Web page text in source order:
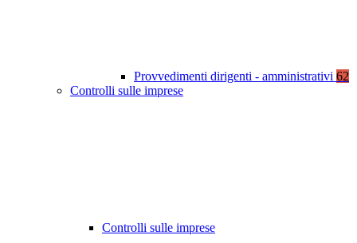
Provvedimenti dirigenti - amministrativi 62
Controlli sulle imprese
Controlli sulle imprese